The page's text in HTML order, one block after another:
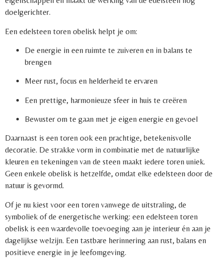
doelgerichter.
Een edelsteen toren obelisk helpt je om:
De energie in een ruimte te zuiveren en in balans te
brengen
Meer rust, focus en helderheid te ervaren
Een prettige, harmonieuze sfeer in huis te creëren
Bewuster om te gaan met je eigen energie en gevoel
Daarnaast is een toren ook een prachtige, betekenisvolle
decoratie. De strakke vorm in combinatie met de natuurlijke
kleuren en tekeningen van de steen maakt iedere toren uniek.
Geen enkele obelisk is hetzelfde, omdat elke edelsteen door de
natuur is gevormd.
Of je nu kiest voor een toren vanwege de uitstraling, de
symboliek of de energetische werking: een edelsteen toren
obelisk is een waardevolle toevoeging aan je interieur én aan je
dagelijkse welzijn. Een tastbare herinnering aan rust, balans en
positieve energie in je leefomgeving.